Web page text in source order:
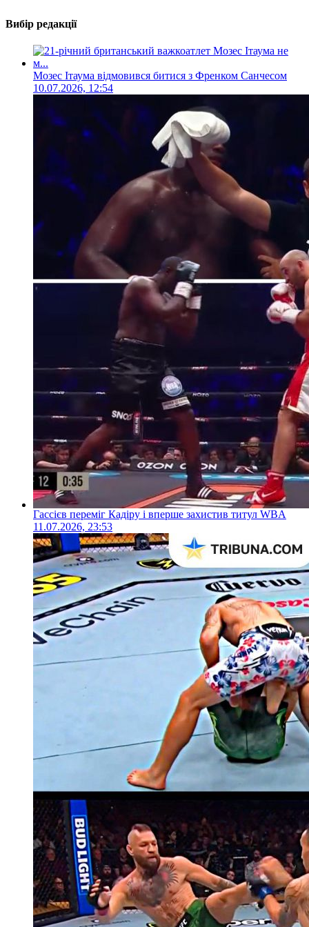
Вибір редакції
Мозес Ітаума відмовився битися з Френком Санчесом
10.07.2026, 12:54
Гассієв переміг Кадіру і вперше захистив титул WBA
11.07.2026, 23:53